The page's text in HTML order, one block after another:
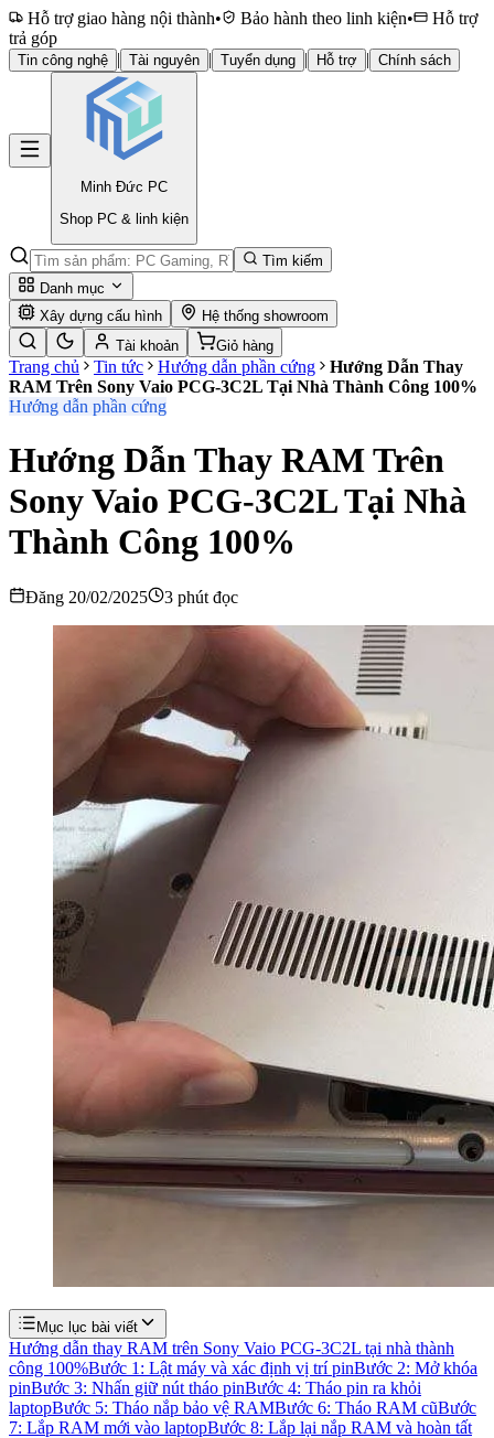
Hỗ trợ giao hàng nội thành• Bảo hành theo linh kiện•
Hỗ trợ
trả góp
Tin công nghệ | Tài nguyên | Tuyển dụng | Hỗ trợ | Chính sách
Minh Đức PC
Shop PC & linh kiện
Tìm kiếm
Danh mục
Xây dựng cấu hình
Hệ thống showroom
Tài khoản
Giỏ hàng
Trang chủ Tin tức Hướng dẫn phần cứng
Hướng Dẫn Thay
RAM Trên Sony Vaio PCG-3C2L Tại Nhà Thành Công 100%
Hướng dẫn phần cứng
Hướng Dẫn Thay RAM Trên
Sony Vaio PCG-3C2L Tại Nhà
Thành Công 100%
Đăng 20/02/2025 3 phút đọc
Mục lục bài viết
Hướng dẫn thay RAM trên Sony Vaio PCG-3C2L tại nhà thành
công 100%Bước 1: Lật máy và xác định vị trí pinBước 2: Mở khóa
pinBước 3: Nhấn giữ nút tháo pinBước 4: Tháo pin ra khỏi
laptopBước 5: Tháo nắp bảo vệ RAMBước 6: Tháo RAM cũBước
7: Lắp RAM mới vào laptopBước 8: Lắp lại nắp RAM và hoàn tất